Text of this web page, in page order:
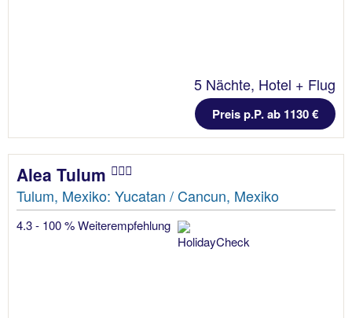
5 Nächte, Hotel + Flug
Preis p.P. ab 1130 €
Alea Tulum
Tulum, Mexiko: Yucatan / Cancun, Mexiko
4.3 - 100 % Weiterempfehlung